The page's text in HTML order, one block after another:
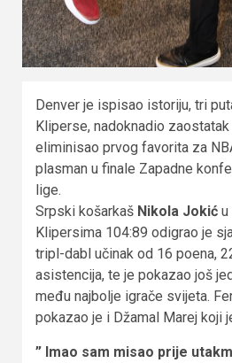
Denver je ispisao istoriju, tri
Kliperse, nadoknadio
eliminisao prvog favorita za
plasman u finale Zapadne
lige.
Srpski košarkaš Nikola Jokić u
Klipersima 104:89 odigrao je
tripl-dabl učinak od 16 poena,
asistencija, te je pokazao još
među najbolje igrače svijeta.
pokazao je i Džamal Marej koji
” Imao sam misao prije